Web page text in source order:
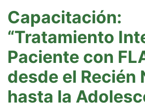
Capacitación:
“Tratamiento
Paciente con
desde el Recién
hasta la